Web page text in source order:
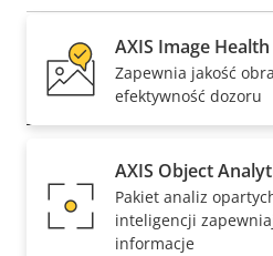
H.265
Dźwięk
nieruchomości
Obsługa dźwięku
Bezpieczeństwo
AXIS Image
Zapewnia jakość
efektywność dozoru
AXIS Object
Pakiet analiz
inteligencji
informacje